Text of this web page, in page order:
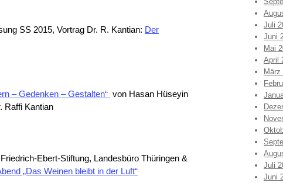
SS 2015, Vortrag Dr. R. Kantian: Der
– Gedenken – Gestalten“ von Hasan Hüseyin
Raffi Kantian
Ebert-Stiftung, Landesbüro Thüringen &
„Das Weinen bleibt in der Luft“
Juli
Juni
Mai
April
März
Juli
Juni